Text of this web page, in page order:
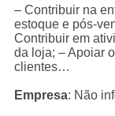
– Contribuir na
estoque e pós-
Contribuir em
da loja; – Apoiar
clientes…
Empresa: Não